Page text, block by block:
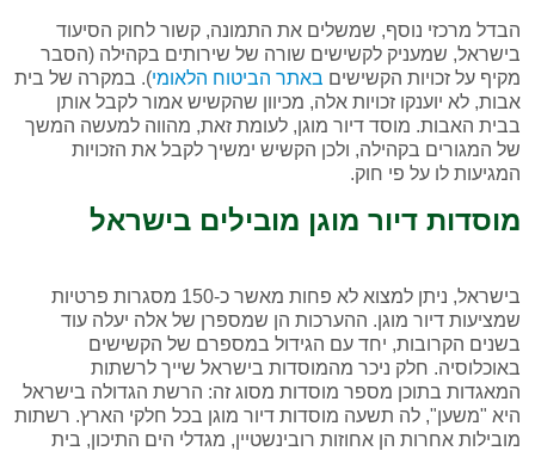
הבדל מרכזי נוסף, שמשלים את התמונה, קשור לחוק הסיעוד
בישראל, שמעניק לקשישים שורה של שירותים בקהילה (הסבר
מקיף על זכויות הקשישים באתר הביטוח הלאומי). במקרה של בית
אבות, לא יוענקו זכויות אלה, מכיוון שהקשיש אמור לקבל אותן
בבית האבות. מוסד דיור מוגן, לעומת זאת, מהווה למעשה המשך
של המגורים בקהילה, ולכן הקשיש ימשיך לקבל את הזכויות
המגיעות לו על פי חוק.
מוסדות דיור מוגן מובילים בישראל
בישראל, ניתן למצוא לא פחות מאשר כ-150 מסגרות פרטיות
שמציעות דיור מוגן. ההערכות הן שמספרן של אלה יעלה עוד
בשנים הקרובות, יחד עם הגידול במספרם של הקשישים
באוכלוסיה. חלק ניכר מהמוסדות בישראל שייך לרשתות
המאגדות בתוכן מספר מוסדות מסוג זה: הרשת הגדולה בישראל
היא "משען", לה תשעה מוסדות דיור מוגן בכל חלקי הארץ. רשתות
מובילות אחרות הן אחוזות רובינשטיין, מגדלי הים התיכון, בית